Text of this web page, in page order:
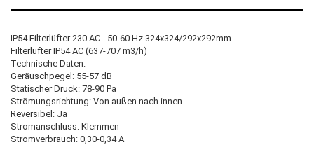
IP54 Filterlüfter 230 AC - 50-60 Hz 324x324/292x292mm
Filterlüfter IP54 AC (637-707 m3/h)
Technische Daten:
Geräuschpegel: 55-57 dB
Statischer Druck: 78-90 Pa
Strömungsrichtung: Von außen nach innen
Reversibel: Ja
Stromanschluss: Klemmen
Stromverbrauch: 0,30-0,34 A